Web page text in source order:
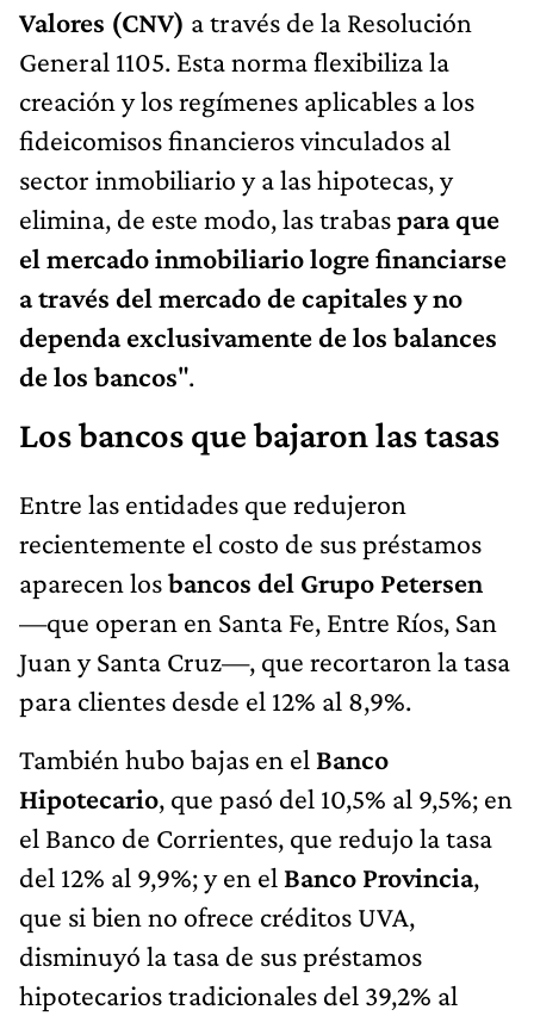
Valores (CNV) a través de la Resolución
General 1105. Esta norma flexibiliza la
creación y los regímenes aplicables a los
fideicomisos financieros vinculados al
sector inmobiliario y a las hipotecas, y
elimina, de este modo, las trabaspara que
el mercado inmobiliario logre financiarse
a través del mercado de capitales y no
dependa exclusivamente de los balances
de los bancos".
Los bancos que bajaron las tasas
Entre las entidades que redujeron
recientemente el costo de sus préstamos
aparecen losbancos del Grupo Petersen
—que operan en Santa Fe, Entre Ríos, San
Juan y Santa Cruz—, que recortaron la tasa
para clientes desde el 12% al 8,9%.
También hubo bajas en el Banco
Hipotecario, que pasó del 10,5% al 9,5%; en
el Banco de Corrientes, que redujo la tasa
del 12% al 9,9%; y en el Banco Provincia,
que si bien no ofrece créditos UVA,
disminuyó la tasa de sus préstamos
hipotecarios tradicionales del 39,2% al